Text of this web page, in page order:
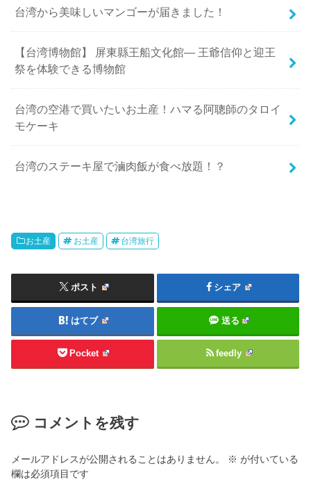
台湾から美味しいマンゴーが届きました！
【台湾博物館】 屏東縣王船文化館— 王爺信仰と迎王
祭を体験できる博物館
台湾の空港で買いたいお土産！ハマる阿聰師のタロイ
モケーキ
台湾のステーキ屋で滷肉飯が食べ放題！？
お土産 お土産 台湾旅行
ポスト シェア
はてブ 送る
Pocket feedly
コメントを残す
メールアドレスが公開されることはありません。 ※ が付いている
欄は必須項目です